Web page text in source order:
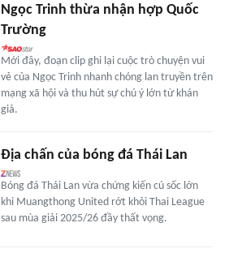
Ngọc Trinh thừa nhận hợp Quốc
Trường
Mới đây, đoạn clip ghi lại cuộc trò chuyện vui
vẻ của Ngọc Trinh nhanh chóng lan truyền trên
mạng xã hội và thu hút sự chú ý lớn từ khán
giả.
Địa chấn của bóng đá Thái Lan
Bóng đá Thái Lan vừa chứng kiến cú sốc lớn
khi Muangthong United rớt khỏi Thai League
sau mùa giải 2025/26 đầy thất vọng.